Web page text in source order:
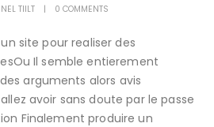
TIILT 0 COMMENTS
site pour realiser des
Il semble entierement
arguments alors avis
avoir sans doute par le passe
Finalement produire un